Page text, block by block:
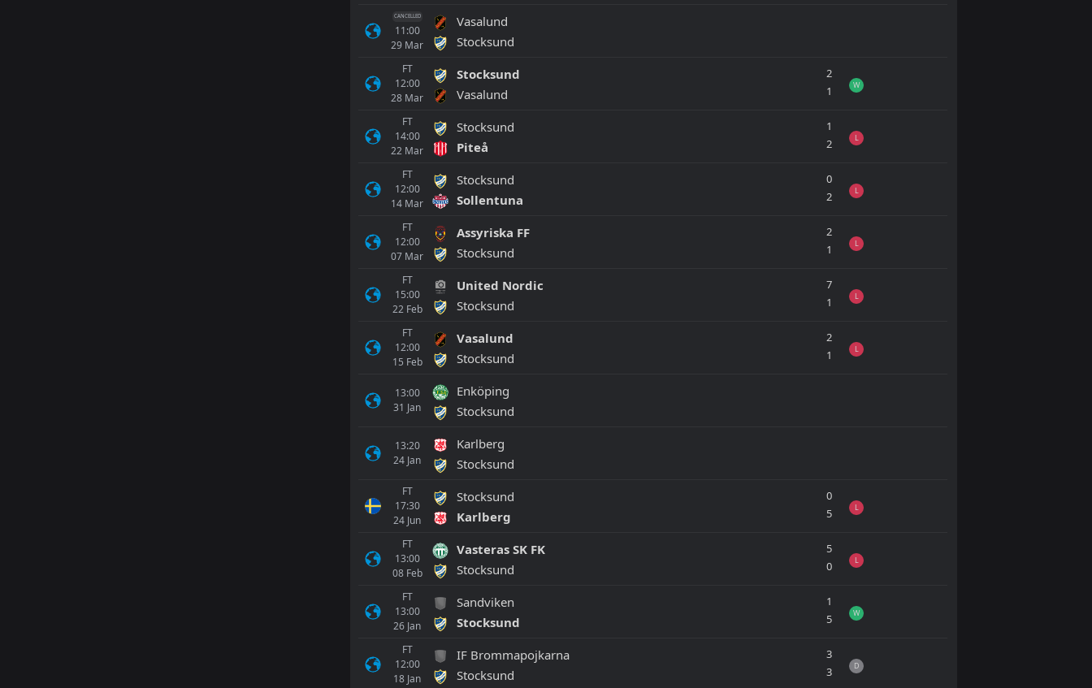
CANCELLED
11:00
29 Mar
Vasalund
Stocksund
FT
12:00
28 Mar
Stocksund
Vasalund
2
1
W
FT
14:00
22 Mar
Stocksund
Piteå
1
2
L
FT
12:00
14 Mar
Stocksund
Sollentuna
0
2
L
FT
12:00
07 Mar
Assyriska FF
Stocksund
2
1
L
FT
15:00
22 Feb
United Nordic
Stocksund
7
1
L
FT
12:00
15 Feb
Vasalund
Stocksund
2
1
L
13:00
31 Jan
Enköping
Stocksund
13:20
24 Jan
Karlberg
Stocksund
FT
17:30
24 Jun
Stocksund
Karlberg
0
5
L
FT
13:00
08 Feb
Vasteras SK FK
Stocksund
5
0
L
FT
13:00
26 Jan
Sandviken
Stocksund
1
5
W
FT
12:00
18 Jan
IF Brommapojkarna
Stocksund
3
3
D